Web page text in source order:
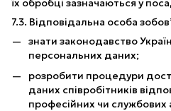
їх обробці зазначаються у
7.3. Відповідальна особа
знати законодавство
персональних даних;
розробити процедури
даних співробітників
професійних чи службових